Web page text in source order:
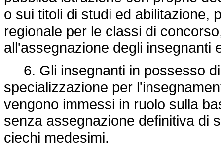
o sui titoli di studi ed abilitazione,
regionale per le classi di
all'assegnazione degli insegnanti
6. Gli insegnanti in possesso di
specializzazione per
vengono immessi in ruolo sulla
senza assegnazione definitiva di
ciechi medesimi.